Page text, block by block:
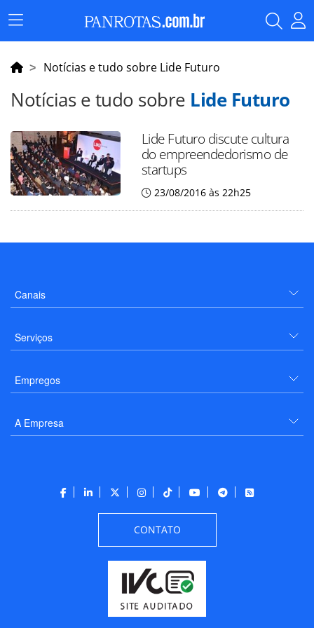
Menu
Principal
Notícias e tudo sobre Lide Futuro
Notícias e tudo sobre Lide Futuro
Lide Futuro discute cultura
do empreendedorismo de
startups
23/08/2016 às 22h25
Canais
Serviços
Empregos
A Empresa
CONTATO